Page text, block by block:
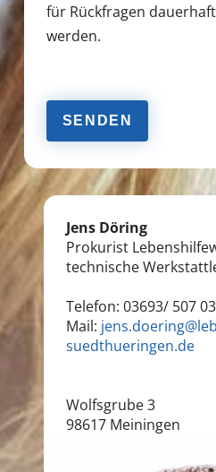
für Rückfragen
werden.
lasse
dieses
leer.
Jens Döring
Prokurist
technische
Telefon: 03693/ 507
Mail:
suedthueringen.de
Wolfsgrube 3
98617 Meiningen